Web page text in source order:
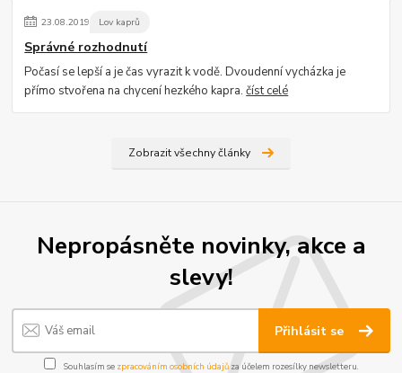
23.08.2019 Lov kaprů
Správné rozhodnutí
Počasí se lepší a je čas vyrazit k vodě. Dvoudenní vycházka je
přímo stvořena na chycení hezkého kapra.číst celé
Zobrazit všechny články
Nepropásněte novinky, akce a
slevy!
Přihlásit se
Souhlasím se zpracováním osobních údajůza účelem rozesílky newsletteru.